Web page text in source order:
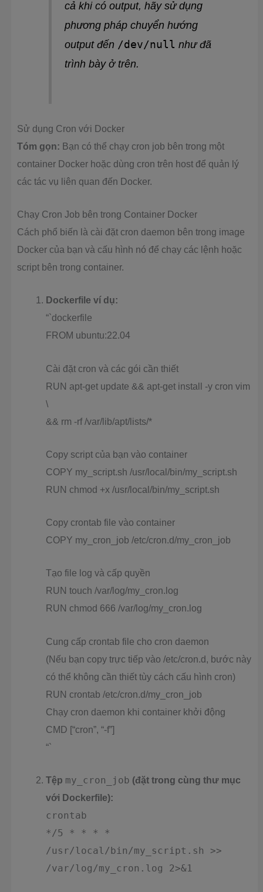
cả khi có output, hãy sử dụng
phương pháp chuyển hướng
output đến /dev/null như đã
trình bày ở trên.
Sử dụng Cron với Docker
Tóm gọn: Bạn có thể chạy cron job bên trong một
container Docker hoặc dùng cron trên host để quản lý
các tác vụ liên quan đến Docker.
Chạy Cron Job bên trong Container Docker
Cách phổ biến là cài đặt cron daemon bên trong image
Docker của bạn và cấu hình nó để chạy các lệnh hoặc
script bên trong container.
Dockerfile ví dụ:
“`dockerfile
FROM ubuntu:22.04
Cài đặt cron và các gói cần thiết
RUN apt-get update && apt-get install -y cron vim
\
&& rm -rf /var/lib/apt/lists/*
Copy script của bạn vào container
COPY my_script.sh /usr/local/bin/my_script.sh
RUN chmod +x /usr/local/bin/my_script.sh
Copy crontab file vào container
COPY my_cron_job /etc/cron.d/my_cron_job
Tạo file log và cấp quyền
RUN touch /var/log/my_cron.log
RUN chmod 666 /var/log/my_cron.log
Cung cấp crontab file cho cron daemon
(Nếu bạn copy trực tiếp vào /etc/cron.d, bước này
có thể không cần thiết tùy cách cấu hình cron)
RUN crontab /etc/cron.d/my_cron_job
Chạy cron daemon khi container khởi động
CMD [“cron”, “-f”]
“`
Tệp my_cron_job (đặt trong cùng thư mục
với Dockerfile):
crontab
*/5 * * * *
/usr/local/bin/my_script.sh >>
/var/log/my_cron.log 2>&1